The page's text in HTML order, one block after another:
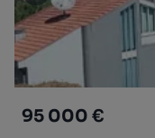
95 000 €